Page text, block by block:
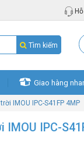
Hỗ
Tìm kiếm
Giao hàng
IMOU IPC-S41FP 4MP
IMOU IPC-